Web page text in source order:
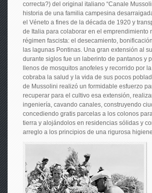
correcta?) del original italiano “Canale
historia de una familia campesina
el Véneto a fines de la década de 1920 y
de Italia para colaborar en el emprendimiento
régimen fascista: el desecamiento,
las lagunas Pontinas. Una gran extensión al
durante siglos fue un laberinto de pantanos y
llenos de mosquitos anofeles y recorrido por
cobraba la salud y la vida de sus pocos
de Mussolini realizó un formidable esfuerzo
recuperar para el cultivo esa extensión,
ingeniería, cavando canales, construyendo
concediendo gratis parcelas a los colonos
tierra y alojándolos en residencias sólidas y
arreglo a los principios de una rigurosa